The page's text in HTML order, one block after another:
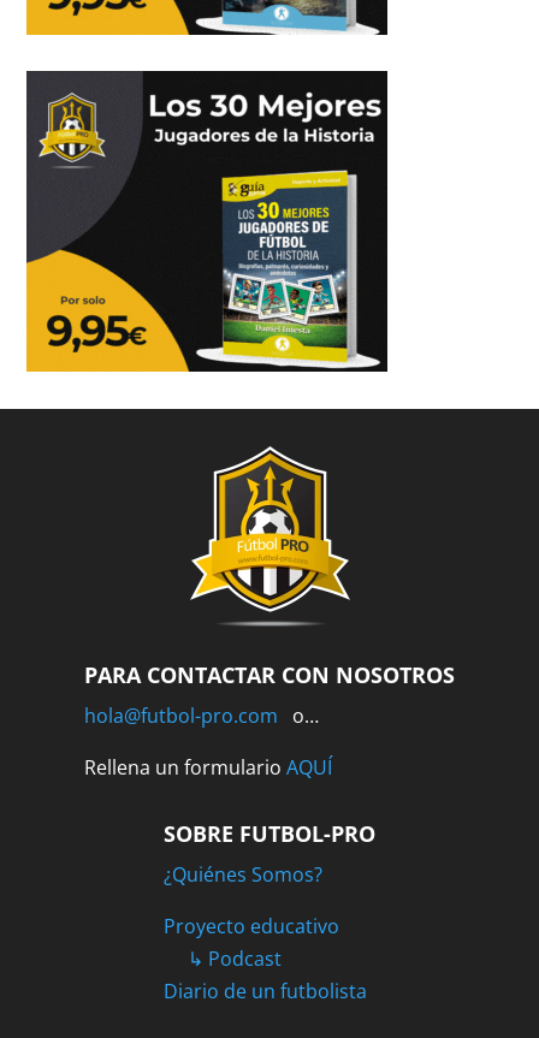
PARA CONTACTAR CON NOSOTROS
hola@futbol-pro.com o…
Rellena un formulario AQUÍ
SOBRE FUTBOL-PRO
¿Quiénes Somos?
Proyecto educativo
↳ Podcast
Diario de un futbolista